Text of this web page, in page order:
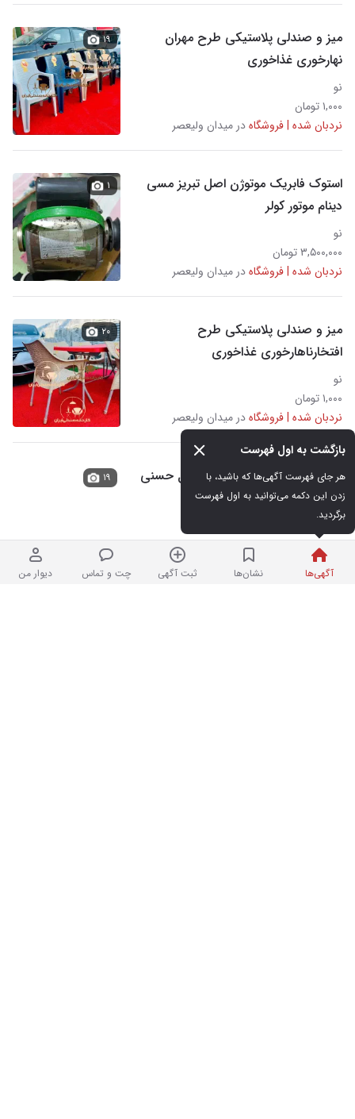
آگهی‌ها
بازگشت به اول فهرست
برگردید.
نشان‌ها ثبت آگهی چت و تماس دیوار من
میز و صندلی پلاستیکی طرح مهران
نهارخوری غذاخوری
نو
۱,۰۰۰ تومان
نردبان شده | فروشگاهدر میدان ولیعصر
۱۹
استوک فابریک موتوژن اصل تبریز مسی
دینام موتور کولر
نو
۳,۵۰۰,۰۰۰ تومان
نردبان شده | فروشگاهدر میدان ولیعصر
۱
میز و صندلی پلاستیکی طرح
افتخارناهارخوری غذاخوری
نو
۱,۰۰۰ تومان
نردبان شده | فروشگاهدر میدان ولیعصر
۲۰
میزتاشو و صندلی پلاستیکی مدل حسنی
نهارخوری غذاخوری
نو
۱,۰۰۰ تومان
نردبان شده | فروشگاهدر میدان ولیعصر
۱۹